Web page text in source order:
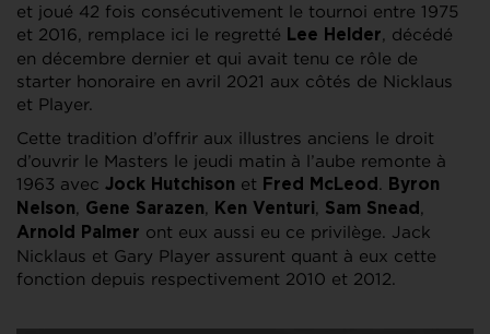
et joué 42 fois consécutivement le tournoi entre 1975
et 2016, remplace ici le regretté Lee Helder, décédé
en décembre dernier et qui avait tenu ce rôle de
starter honoraire en avril 2021 aux côtés de Nicklaus
et Player.
Cette tradition d’offrir aux illustres anciens le droit
d’ouvrir le Masters le jeudi matin à l’aube remonte à
1963 avec Jock Hutchison et Fred McLeod . Byron
Nelson, Gene Sarazen, Ken Venturi, Sam Snead ,
Arnold Palmer ont eux aussi eu ce privilège. Jack
Nicklaus et Gary Player assurent quant à eux cette
fonction depuis respectivement 2010 et 2012.